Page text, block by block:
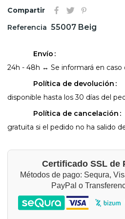
Compartir
Referencia 55007 Beig
Envío
24h - 48h ↔ Se informará en caso
Política de devolución
disponible hasta los 30 días del
Política de cancelación
gratuita si el pedido no ha salido
Certificado SSL de
Métodos de pago: Sequra,
PayPal o